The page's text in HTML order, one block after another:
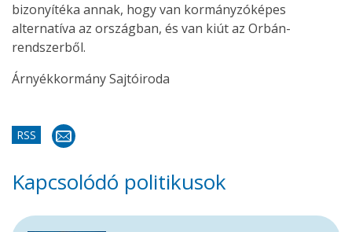
bizonyítéka annak, hogy van kormányzóképes
alternatíva az országban, és van kiút az Orbán-
rendszerből.
Árnyékkormány Sajtóiroda
RSS
Kapcsolódó politikusok